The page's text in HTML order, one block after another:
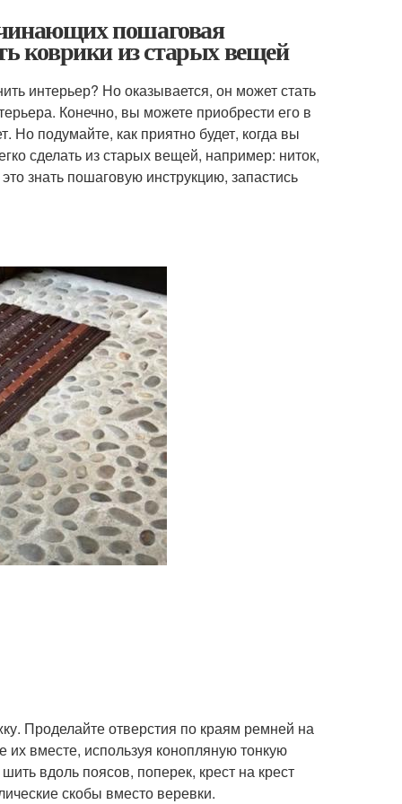
пошаговая
коврики из старых вещей
интерьер? Но оказывается, он может стать
Конечно, вы можете приобрести его в
Но подумайте, как приятно будет, когда вы
сделать из старых вещей, например: ниток,
знать пошаговую инструкцию, запастись
Проделайте отверстия по краям ремней на
вместе, используя конопляную тонкую
вдоль поясов, поперек, крест на крест
скобы вместо веревки.